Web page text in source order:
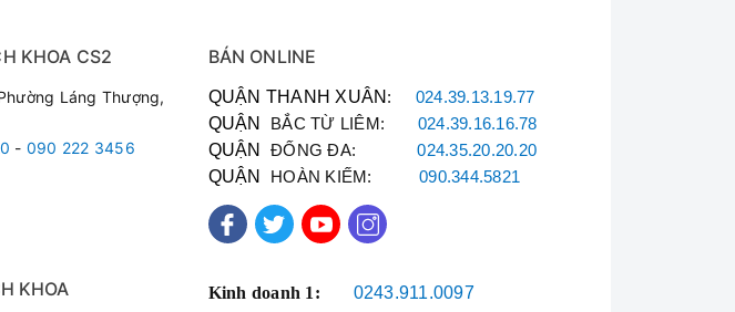
KHOA CS2
Láng Thượng,
- 090 222 3456
BÁN ONLINE
QUẬN THANH XUÂN : 024.39.13.19.77
QUẬN BẮC TỪ LIÊM: 024.39.16.16.78
QUẬN ĐỐNG ĐA:024.35.20.20.20
QUẬN HOÀN KIẾM:090.344.5821
KHOA Kinh doanh 1:
0243.911.0097